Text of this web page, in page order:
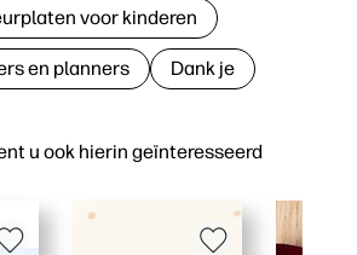
u ook hierin geïnteresseerd
voor kinderen
en planners Dank je